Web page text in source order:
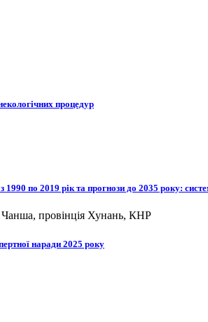
процедур
по 2019 рік та прогнози до 2035 року:
Чанша, провінція Хунань, КНР
наради 2025 року